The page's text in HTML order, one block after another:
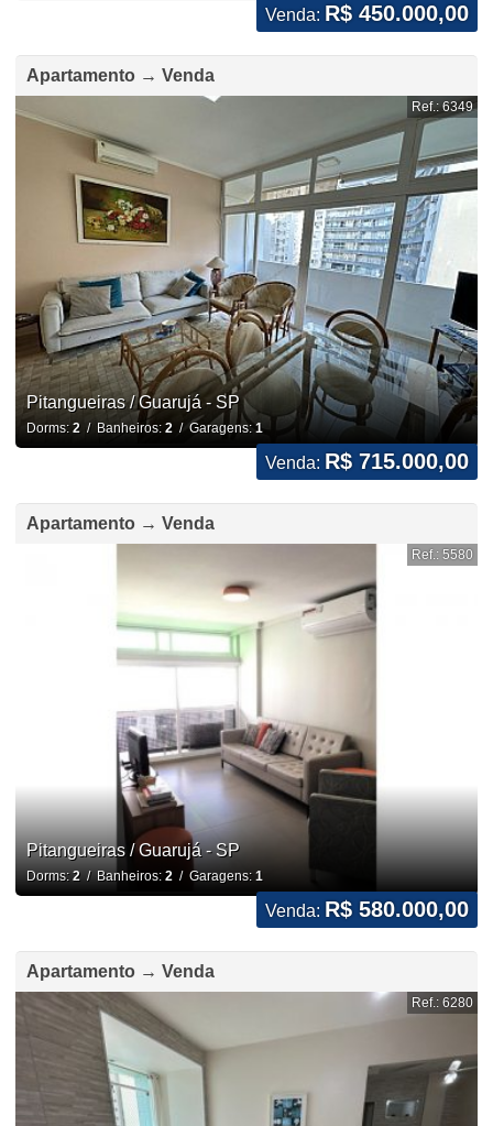
Venda: R$ 450.000,00
Apartamento → Venda
Ref.: 6349
Pitangueiras / Guarujá - SP
Dorms: 2/ Banheiros: 2/ Garagens:1
Venda: R$ 715.000,00
Apartamento → Venda
Ref.: 5580
Pitangueiras / Guarujá - SP
Dorms: 2/ Banheiros: 2 / Garagens: 1
Venda: R$ 580.000,00
Apartamento → Venda
Ref.: 6280